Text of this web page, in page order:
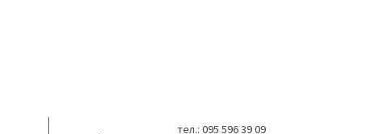
тел.: 095 596 39 09